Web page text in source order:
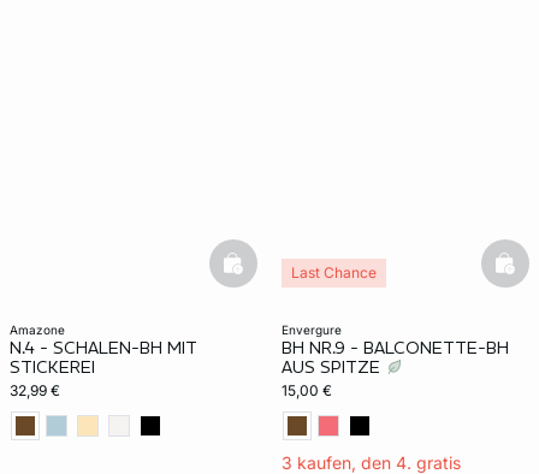
amazone
N.4 - SCHALEN-BH MIT
STICKEREI
32,99 €
basketfull
envergure
BH NR.9 - BALCONETTE-BH
AUS SPITZE
15,00 €
3 kaufen, den 4. gratis
Last Chance